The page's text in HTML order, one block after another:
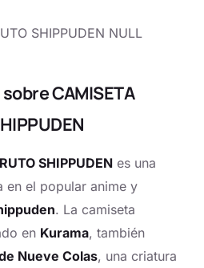
SHIPPUDEN NULL
CAMISETA
SHIPPUDEN es una
en el popular anime y
. La camiseta
en Kurama, también
Nueve Colas, una criatura